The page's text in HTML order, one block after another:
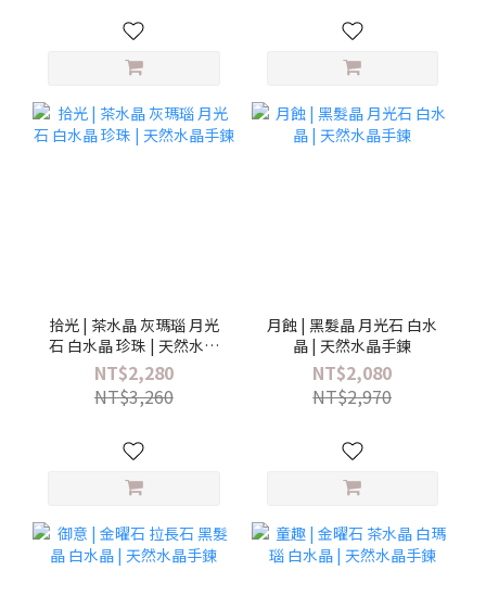
拾光 | 茶水晶 灰瑪瑙 月光
石 白水晶 珍珠 | 天然水晶
手鍊
NT$2,280
NT$3,260
月蝕 | 黑髮晶 月光石 白水
晶 | 天然水晶手鍊
NT$2,080
NT$2,970